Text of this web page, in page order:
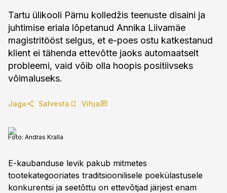
Tartu ülikooli Pärnu kolledžis teenuste disaini ja
juhtimise eriala lõpetanud Annika Liivamäe
magistritööst selgus, et e-poes ostu katkestanud
klient ei tähenda ettevõtte jaoks automaatselt
probleemi, vaid võib olla hoopis positiivseks
võimaluseks.
Jaga Salvesta Vihja
Foto: Andras Kralla
E-kaubanduse levik pakub mitmetes
tootekategooriates traditsioonilisele poekülastusele
konkurentsi ja seetõttu on ettevõtjad järjest enam